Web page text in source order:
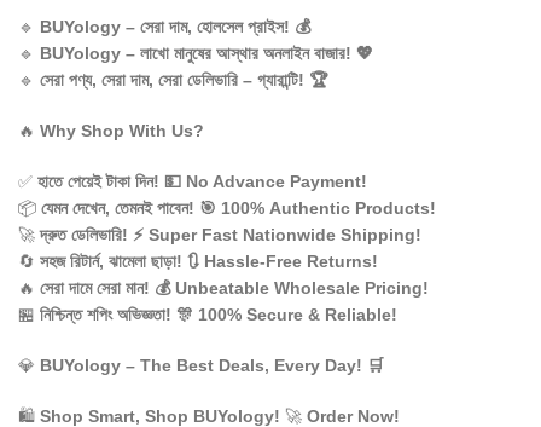
🔹 BUYology – সেরা দাম, হোলসেল প্রাইস! 💰
🔹 BUYology – লাখো মানুষের আস্থার অনলাইন বাজার! 💖
🔹 সেরা পণ্য, সেরা দাম, সেরা ডেলিভারি – গ্যারান্টি! 🏆
🔥 Why Shop With Us?
✅ হাতে পেয়েই টাকা দিন! 💵 No Advance Payment!
📦 যেমন দেখেন, তেমনই পাবেন! 🎯 100% Authentic Products!
🚀দ্রুত ডেলিভারি! ⚡ Super Fast Nationwide Shipping!
🔄 সহজ রিটার্ন, ঝামেলা ছাড়া! 🔃 Hassle-Free Returns!
🔥 সেরা দামে সেরা মান! 💰 Unbeatable Wholesale Pricing!
🏪 নিশ্চিন্ত শপিং অভিজ্ঞতা! 🎊 100% Secure & Reliable!
💎 BUYology – The Best Deals, Every Day! 🛒
🛍️ Shop Smart, Shop BUYology! 🚀 Order Now!